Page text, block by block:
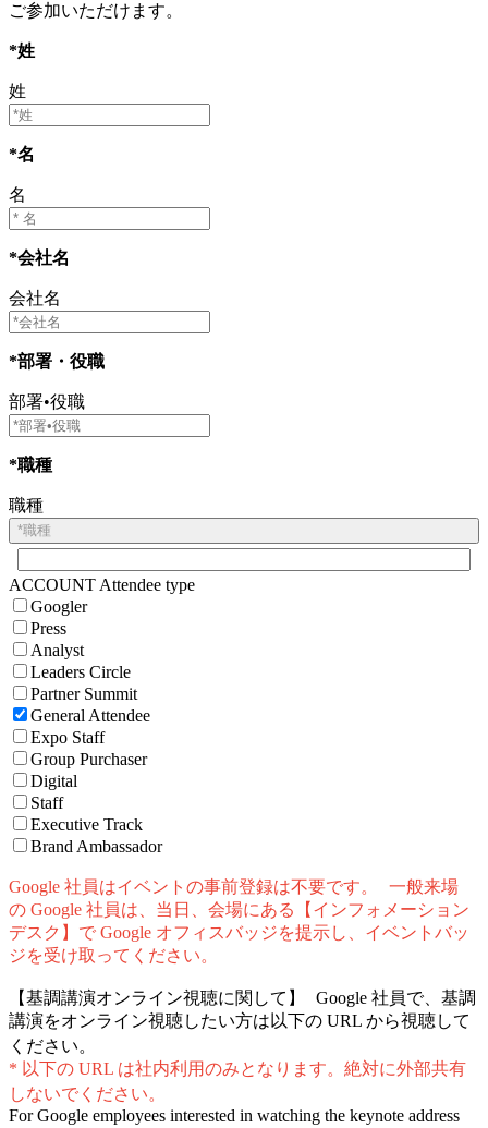
ご参加いただけます。
*姓
姓
*名
名
*会社名
会社名
*部署・役職
部署•役職
*職種
職種
*職種
ACCOUNT Attendee type
Googler
Press
Analyst
Leaders Circle
Partner Summit
General Attendee
Expo Staff
Group Purchaser
Digital
Staff
Executive Track
Brand Ambassador
Google 社員はイベントの事前登録は不要です。 一般来場
の Google 社員は、当日、会場にある【インフォメーション
デスク】で Google オフィスバッジを提示し、イベントバッ
ジを受け取ってください。
【基調講演オンライン視聴に関して】 Google 社員で、基調
講演をオンライン視聴したい方は以下の URL から視聴して
ください。
* 以下の URL は社内利用のみとなります。絶対に外部共有
しないでください。
For Google employees interested in watching the keynote address